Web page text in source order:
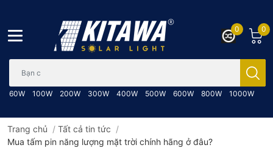
60W 100W 200W 300W 400W 500W 600W 800W 1000W
0
0
Trang chủ / Tất cả tin tức /
Mua tấm pin năng lượng mặt trời chính hãng ở đâu?